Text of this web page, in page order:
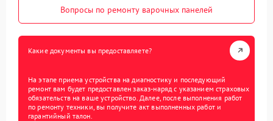
Вопросы по ремонту варочных панелей
Какие документы вы предоставляете?
На этапе приема устройства на диагностику и последующий
ремонт вам будет предоставлен заказ-наряд с указанием страховых
обязательств на ваше устройство. Далее, после выполнения работ
по ремонту техники, вы получите акт выполненных работ и
гарантийный талон.